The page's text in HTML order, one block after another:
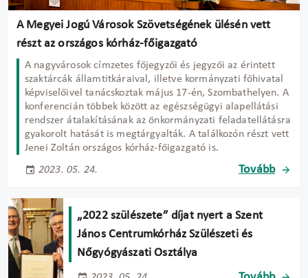
A Megyei Jogú Városok Szövetségének ülésén vett
részt az országos kórház-főigazgató
A nagyvárosok címzetes főjegyzői és jegyzői az érintett
szaktárcák államtitkáraival, illetve kormányzati főhivatal
képviselőivel tanácskoztak május 17-én, Szombathelyen. A
konferencián többek között az egészségügyi alapellátási
rendszer átalakításának az önkormányzati feladatellátásra
gyakorolt hatását is megtárgyalták. A találkozón részt vett
Jenei Zoltán országos kórház-főigazgató is.
2023. 05. 24.
Tovább
„2022 szülészete” díjat nyert a Szent
János Centrumkórház Szülészeti és
Nőgyógyászati Osztálya